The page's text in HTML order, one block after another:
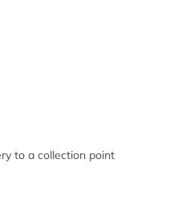
to a collection point